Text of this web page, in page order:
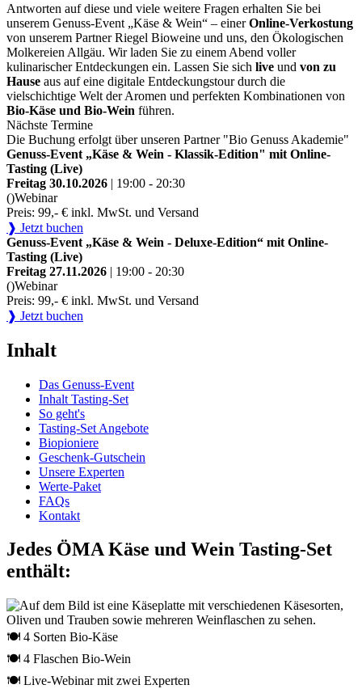
Antworten auf diese und viele weitere Fragen erhalten Sie bei
unserem Genuss-Event „Käse & Wein“ – einerOnline-Verkostung
von unserem Partner Riegel Bioweine und uns, den Ökologischen
Molkereien Allgäu. Wir laden Sie zu einem Abend voller
kulinarischer Entdeckungen ein. Lassen Sie sich live und von zu
Hause aus auf eine digitale Entdeckungstour durch die
vielschichtige Welt der Aromen und perfekten Kombinationen von
Bio-Käse und Bio-Wein führen.
Nächste Termine
Die Buchung erfolgt über unseren Partner "Bio Genuss Akademie"
Genuss-Event „Käse & Wein - Klassik-Edition" mit Online-
Tasting (Live)
Freitag 30.10.2026 | 19:00 - 20:30
()Webinar
Preis: 99,- € inkl. MwSt. und Versand
❱ Jetzt buchen
Genuss-Event „Käse & Wein - Deluxe-Edition“ mit Online-
Tasting (Live)
Freitag 27.11.2026 | 19:00 - 20:30
()Webinar
Preis: 99,- € inkl. MwSt. und Versand
❱ Jetzt buchen
Inhalt
Das Genuss-Event
Inhalt Tasting-Set
So geht's
Tasting-Set Angebote
Biopioniere
Geschenk-Gutschein
Unsere Experten
Werte-Paket
FAQs
Kontakt
Jedes ÖMA Käse und Wein Tasting-Set
enthält:
🍽 4 Sorten Bio-Käse
🍽 4 Flaschen Bio-Wein
🍽 Live-Webinar mit zwei Experten